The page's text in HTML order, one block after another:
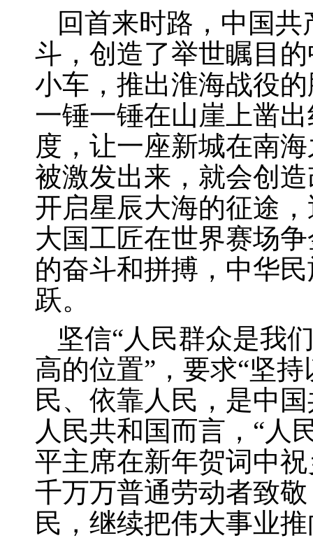
回首来时路，中国
斗，创造了举世瞩目
小车，推出淮海战役
一锤一锤在山崖上凿
度，让一座新城在南
被激发出来，就会创
开启星辰大海的征途
大国工匠在世界赛场
的奋斗和拼搏，中华
跃。
坚信“人民群众是我
高的位置”，要求“坚
民、依靠人民，是中
人民共和国而言，“人
平主席在新年贺词中
千万万普通劳动者致
民，继续把伟大事业